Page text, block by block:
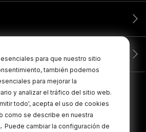
para que nuestro sitio
también podemos
para mejorar la
y analizar el tráfico del sitio web.
todo', acepta el uso de cookies
como se describe en nuestra
. Puede cambiar la configuración de